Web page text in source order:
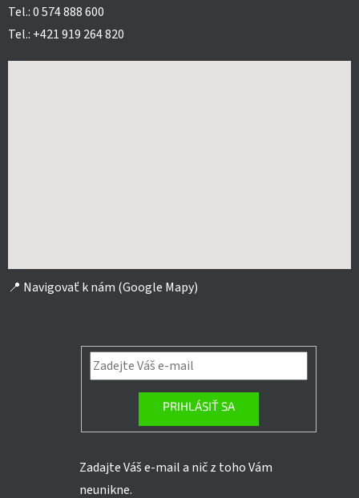
Tel.: 0 574 888 600
Tel.: +421 919 264 820
📍 Navigovať k nám (Google Mapy)
PRIHLÁSIŤ SA
Zadajte Váš e-mail a nič z toho Vám
neunikne.